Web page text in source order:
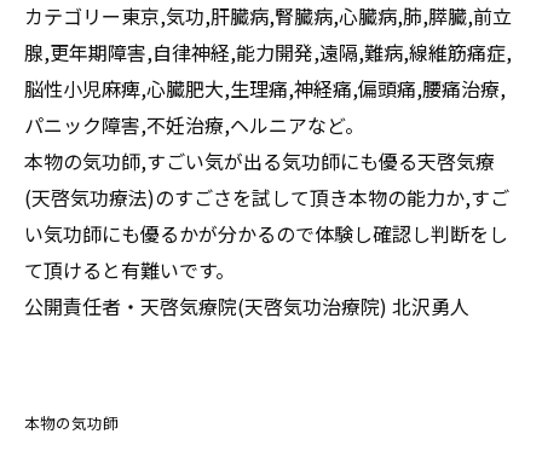
カテゴリー東京,気功,肝臓病,腎臓病,心臓病,肺,膵臓,前立
腺,更年期障害,自律神経,能力開発,遠隔,難病,線維筋痛症,
脳性小児麻痺,心臓肥大,生理痛,神経痛,偏頭痛,腰痛治療,
パニック障害,不妊治療,ヘルニアなど。
本物の気功師,すごい気が出る気功師にも優る天啓気療
(天啓気功療法)のすごさを試して頂き本物の能力か,すご
い気功師にも優るかが分かるので体験し確認し判断をし
て頂けると有難いです。
公開責任者・天啓気療院(天啓気功治療院) 北沢勇人
本物の気功師